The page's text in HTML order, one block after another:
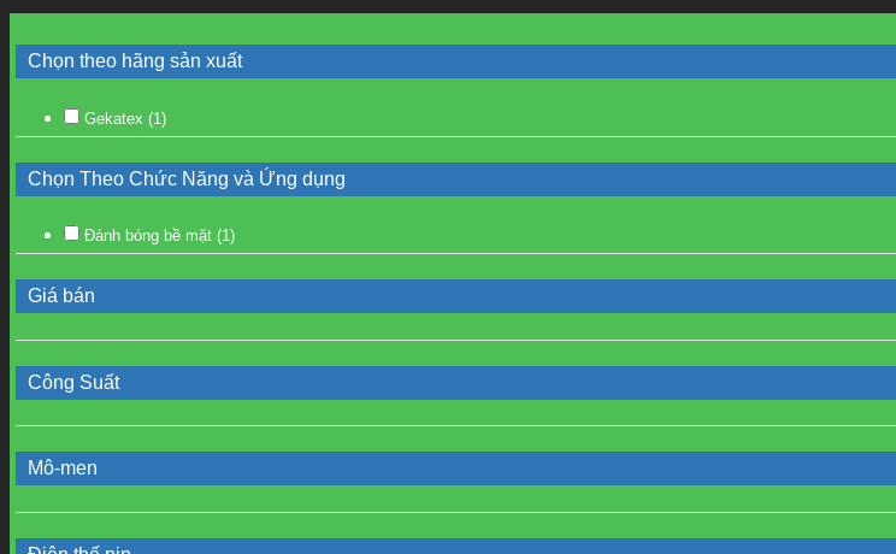
Chọn theo hãng sản xuất
Gekatex (1)
Chọn Theo Chức Năng và Ứng dụng
Đánh bóng bề mặt (1)
Giá bán
Công Suất
Mô-men